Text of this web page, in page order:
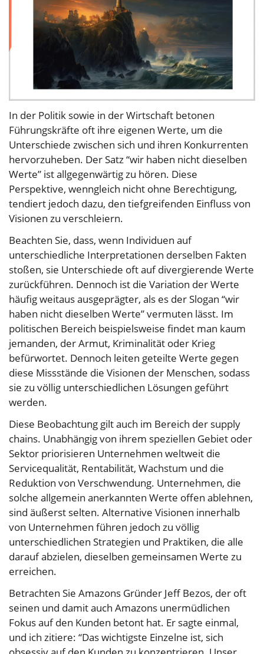
In der Politik sowie in der Wirtschaft betonen
Führungskräfte oft ihre eigenen Werte, um die
Unterschiede zwischen sich und ihren Konkurrenten
hervorzuheben. Der Satz “wir haben nicht dieselben
Werte” ist allgegenwärtig zu hören. Diese
Perspektive, wenngleich nicht ohne Berechtigung,
tendiert jedoch dazu, den tiefgreifenden Einfluss von
Visionen zu verschleiern.
Beachten Sie, dass, wenn Individuen auf
unterschiedliche Interpretationen derselben Fakten
stoßen, sie Unterschiede oft auf divergierende Werte
zurückführen. Dennoch ist die Variation der Werte
häufig weitaus ausgeprägter, als es der Slogan “wir
haben nicht dieselben Werte” vermuten lässt. Im
politischen Bereich beispielsweise findet man kaum
jemanden, der Armut, Kriminalität oder Krieg
befürwortet. Dennoch leiten geteilte Werte gegen
diese Missstände die Visionen der Menschen, sodass
sie zu völlig unterschiedlichen Lösungen geführt
werden.
Diese Beobachtung gilt auch im Bereich der supply
chains. Unabhängig von ihrem speziellen Gebiet oder
Sektor priorisieren Unternehmen weltweit die
Servicequalität, Rentabilität, Wachstum und die
Reduktion von Verschwendung. Unternehmen, die
solche allgemein anerkannten Werte offen ablehnen,
sind äußerst selten. Alternative Visionen innerhalb
von Unternehmen führen jedoch zu völlig
unterschiedlichen Strategien und Praktiken, die alle
darauf abzielen, dieselben gemeinsamen Werte zu
erreichen.
Betrachten Sie Amazons Gründer Jeff Bezos, der oft
seinen und damit auch Amazons unermüdlichen
Fokus auf den Kunden betont hat. Er sagte einmal,
und ich zitiere: “Das wichtigste Einzelne ist, sich